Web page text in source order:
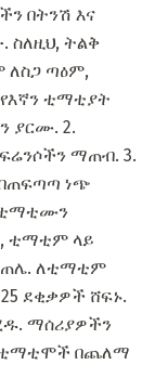
በትንሽ እና
ትልቅ
ለስጋ ጣዕም,
ቲማቲያት
ያርሙ. 2.
ማጠብ. 3.
ነጭ
ቲማቲሙን
ቲማቲም ላይ
ለቲማቲም
ደቂቃዎች ሸፍኑ.
ማሰሪያዎችን
ቲማቲሞች በጨለማ